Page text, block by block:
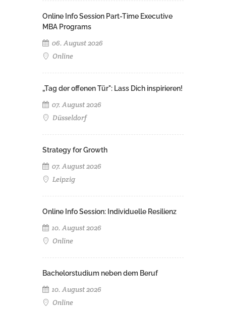
Online Info Session Part-Time Executive
MBA Programs
06. August 2026
Online
„Tag der offenen Tür": Lass Dich inspirieren!
07. August 2026
Düsseldorf
Strategy for Growth
07. August 2026
Leipzig
Online Info Session: Individuelle Resilienz
10. August 2026
Online
Bachelorstudium neben dem Beruf
10. August 2026
Online